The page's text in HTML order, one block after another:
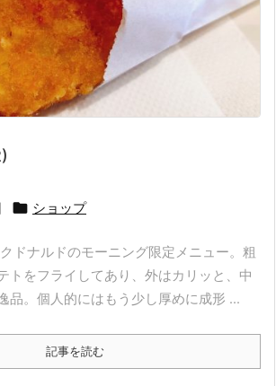
 ショップ
ドナルドのモーニング限定メニュー。粗
トをフライしてあり、外はカリッと、中
品。個人的にはもう少し厚めに成形 ...
記事を読む